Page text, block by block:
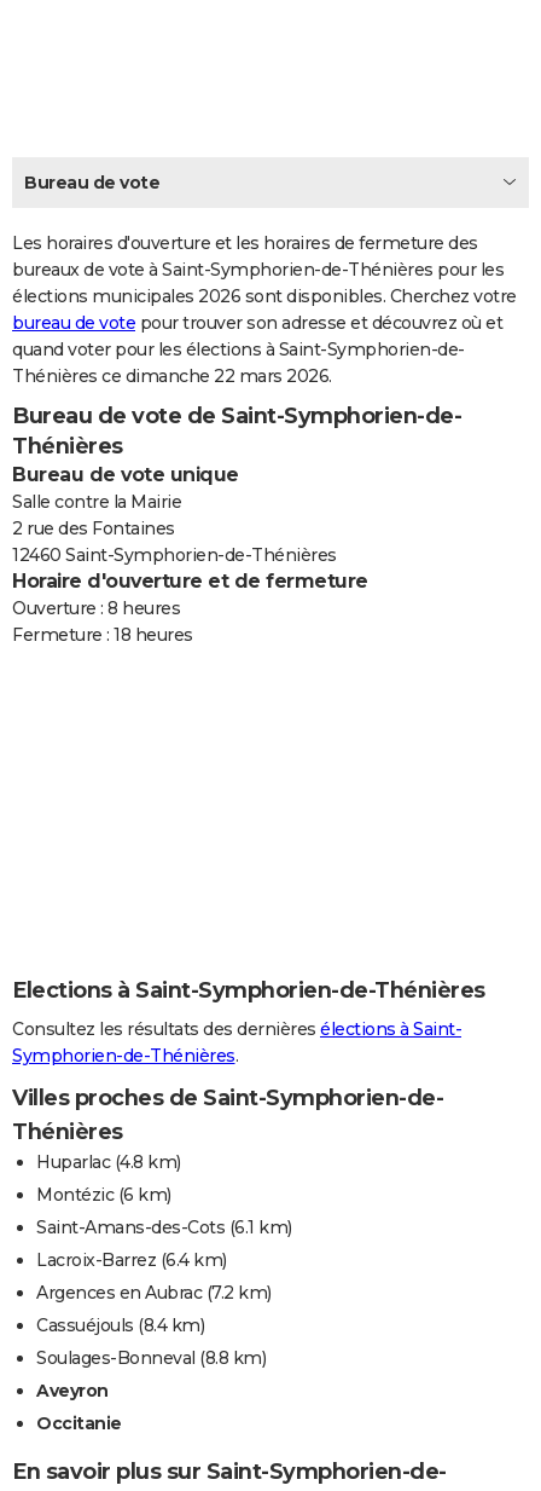
CARTE DE VOEUX
Dictionnaire
Biographies
Citations
Expressions
Proverbes
PROGRAMME TV
COPAINS D'AVANT
S'inscrire
Se connecter
Lycées
Collèges
Primaires
Universités
Entreprises
Service militaire
Avis de recherche
AVIS DE DÉCÈS
FORUM
Bricolage
Lifestyle
Culture
Sport
Auto
Television
Voyage
Cinema
Bureau de vote
Les horaires d'ouverture et les horaires de fermeture des
bureaux de vote à Saint-Symphorien-de-Thénières pour les
élections municipales 2026 sont disponibles. Cherchez votre
bureau de vote pour trouver son adresse et découvrez où et
quand voter pour les élections à Saint-Symphorien-de-
Thénières ce dimanche 22 mars 2026.
Bureau de vote de Saint-Symphorien-de-
Thénières
Bureau de vote unique
Salle contre la Mairie
2 rue des Fontaines
12460 Saint-Symphorien-de-Thénières
Horaire d'ouverture et de fermeture
Ouverture : 8 heures
Fermeture : 18 heures
Elections à Saint-Symphorien-de-Thénières
Consultez les résultats des dernières élections à Saint-
Symphorien-de-Thénières.
Villes proches de Saint-Symphorien-de-
Thénières
Huparlac(4.8 km)
Montézic(6 km)
Saint-Amans-des-Cots (6.1 km)
Lacroix-Barrez (6.4 km)
Argences en Aubrac(7.2 km)
Cassuéjouls (8.4 km)
Soulages-Bonneval (8.8 km)
Aveyron
Occitanie
En savoir plus sur Saint-Symphorien-de-